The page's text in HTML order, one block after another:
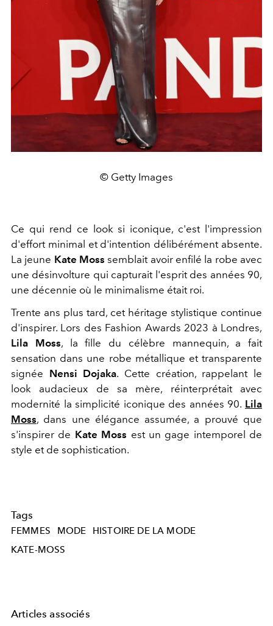
© Getty Images
Ce qui rend ce look si iconique, c'est l'impression
d'effort minimal et d'intention délibérément absente.
La jeune Kate Mosssemblait avoir enfilé la robe avec
une désinvolture qui capturait l'esprit des années 90,
une décennie où le minimalisme était roi.
Trente ans plus tard, cet héritage stylistique continue
d'inspirer. Lors des Fashion Awards 2023 à Londres,
Lila Moss, la fille du célèbre mannequin, a fait
sensation dans une robe métallique et transparente
signée Nensi Dojaka. Cette création, rappelant le
look audacieux de sa mère, réinterprétait avec
modernité la simplicité iconique des années 90. Lila
Moss, dans une élégance assumée, a prouvé que
s'inspirer de Kate Moss est un gage intemporel de
style et de sophistication.
Tags
FEMMES MODE
HISTOIRE DE LA MODE
KATE-MOSS
Articles associés